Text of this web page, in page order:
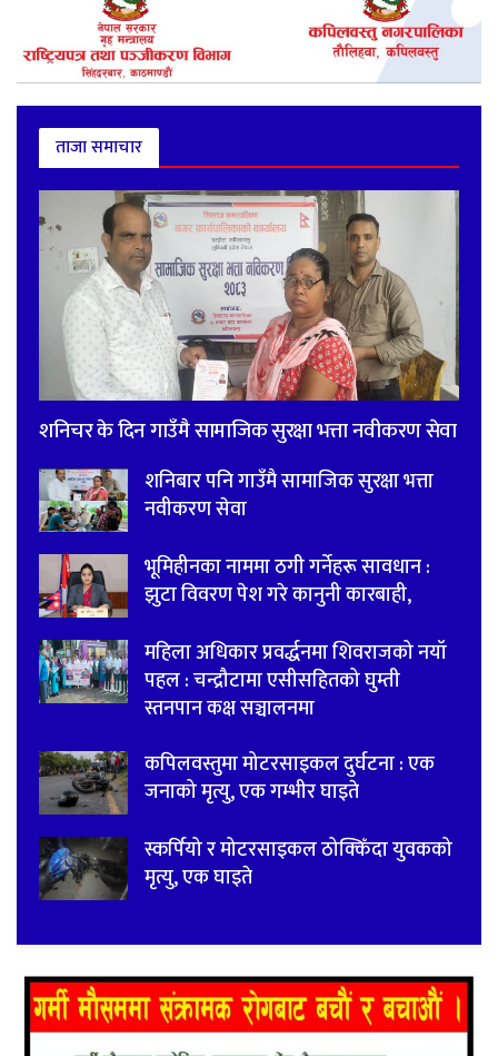
ताजा समाचार
शनिचर के दिन गाउँमै सामाजिक सुरक्षा भत्ता नवीकरण सेवा
शनिबार पनि गाउँमै सामाजिक सुरक्षा भत्ता
नवीकरण सेवा
भूमिहीनका नाममा ठगी गर्नेहरू सावधान :
झुटा विवरण पेश गरे कानुनी कारबाही,
महिला अधिकार प्रवर्द्धनमा शिवराजको नयाँ
पहल : चन्द्रौटामा एसीसहितको घुम्ती
स्तनपान कक्ष सञ्चालनमा
कपिलवस्तुमा मोटरसाइकल दुर्घटना : एक
जनाको मृत्यु, एक गम्भीर घाइते
स्कर्पियो र मोटरसाइकल ठोक्किँदा युवकको
मृत्यु, एक घाइते